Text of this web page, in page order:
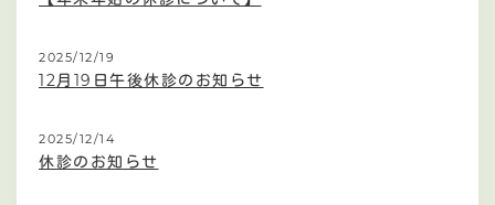
2025/12/19
12月19日午後休診のお知らせ
2025/12/14
休診のお知らせ